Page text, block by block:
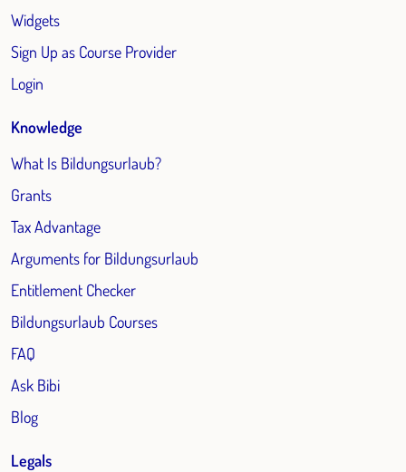
Widgets
Sign Up as Course Provider
Login
Knowledge
What Is Bildungsurlaub?
Grants
Tax Advantage
Arguments for Bildungsurlaub
Entitlement Checker
Bildungsurlaub Courses
FAQ
Ask Bibi
Blog
Legals